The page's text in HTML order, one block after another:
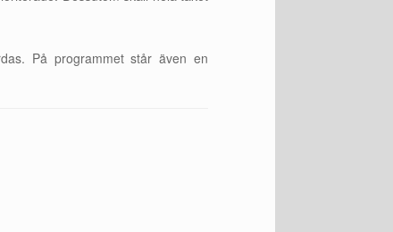
På programmet står även en